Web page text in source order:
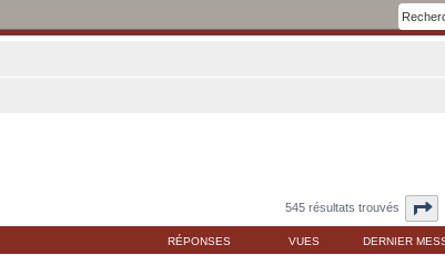
545 résultats trouvés
RÉPONSES VUES DERNIER